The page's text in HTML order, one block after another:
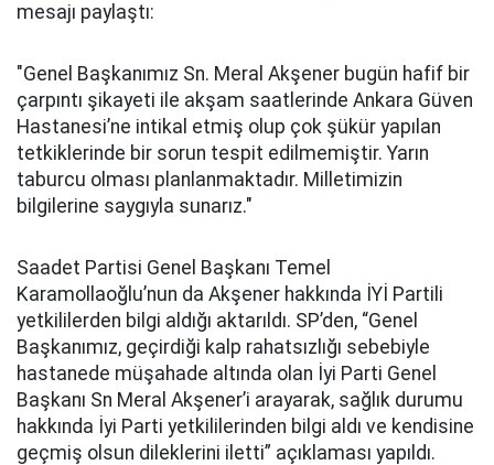
mesajı paylaştı:
"Genel Başkanımız Sn. Meral Akşener bugün hafif bir
çarpıntı şikayeti ile akşam saatlerinde Ankara Güven
Hastanesi’ne intikal etmiş olup çok şükür yapılan
tetkiklerinde bir sorun tespit edilmemiştir. Yarın
taburcu olması planlanmaktadır. Milletimizin
bilgilerine saygıyla sunarız."
Saadet Partisi Genel Başkanı Temel
Karamollaoğlu’nun da Akşener hakkında İYİ Partili
yetkililerden bilgi aldığı aktarıldı. SP’den, “Genel
Başkanımız, geçirdiği kalp rahatsızlığı sebebiyle
hastanede müşahade altında olan İyi Parti Genel
Başkanı Sn Meral Akşener’i arayarak, sağlık durumu
hakkında İyi Parti yetkililerinden bilgi aldı ve kendisine
geçmiş olsun dileklerini iletti” açıklaması yapıldı.